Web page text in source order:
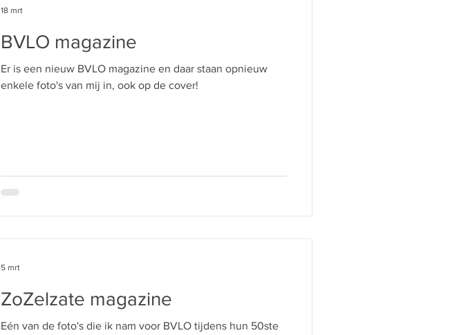
BVLO magazine
Er is een nieuw BVLO magazine en daar staan opnieuw
enkele foto's van mij in, ook op de cover!
18 mrt
ZoZelzate magazine
Eén van de foto's die ik nam voor BVLO tijdens hun 50ste
5 mrt